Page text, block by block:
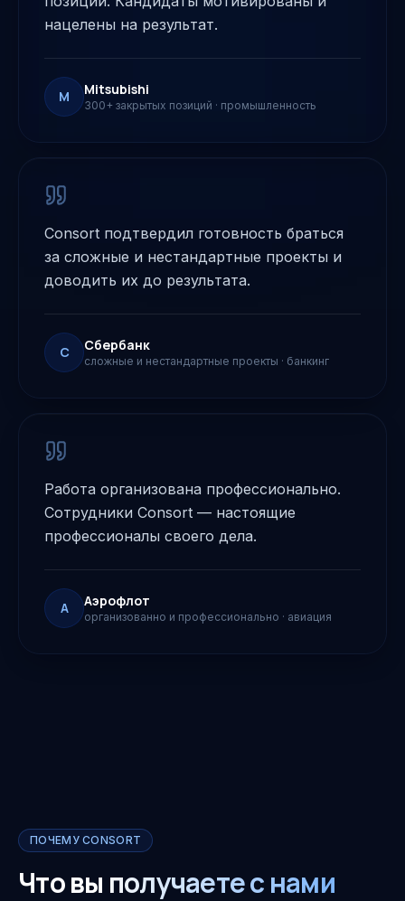
нацелены на результат.
M Mitsubishi
300+ закрытых позиций · промышленность
Consort подтвердил готовность браться
за сложные и нестандартные проекты и
доводить их до результата.
С Сбербанк
сложные и нестандартные проекты · банкинг
Работа организована профессионально.
Сотрудники Consort — настоящие
профессионалы своего дела.
А Аэрофлот
организованно и профессионально · авиация
ПОЧЕМУ CONSORT
Что вы получаете с нами